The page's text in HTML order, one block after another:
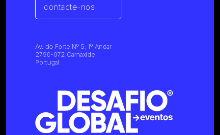
contacte-nos
Av. do Forte Nº 5, 1º Andar
2790-072 Carnaxide
Portugal